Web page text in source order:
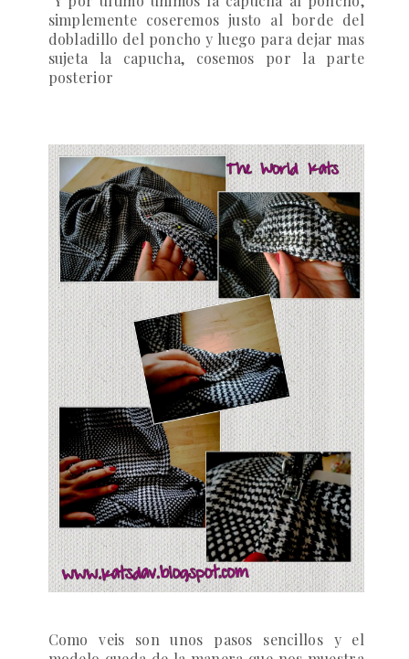
simplemente coseremos justo al borde del
dobladillo del poncho y luego para dejar mas
sujeta la capucha, cosemos por la parte
posterior
Como veis son unos pasos sencillos y el